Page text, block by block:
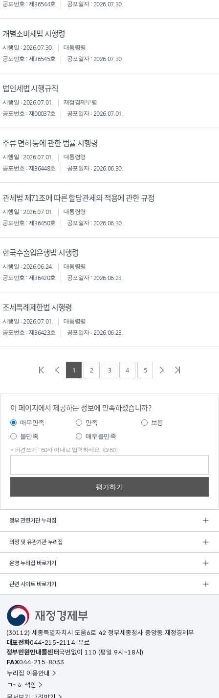
공포번호 : 제36544호
공포일자 : 2026.07.30.
개별소비세법 시행령
시행일 : 2026.07.30.
대통령령
공포번호 : 제36545호
공포일자 : 2026.07.30.
법인세법 시행규칙
시행일 : 2026.07.01.
재정경제부령
공포번호 : 제00037호
공포일자 : 2026.07.01.
주류 면허 등에 관한 법률 시행령
시행일 : 2026.07.01.
대통령령
공포번호 : 제36448호
공포일자 : 2026.06.30.
관세법 제71조에 따른 할당관세의 적용에 관한 규정
시행일 : 2026.07.01.
대통령령
공포번호 : 제36450호
공포일자 : 2026.06.30.
한국수출입은행법 시행령
시행일 : 2026.06.24.
대통령령
공포번호 : 제36420호
공포일자 : 2026.06.23.
조세특례제한법 시행령
시행일 : 2026.07.01.
대통령령
공포번호 : 제36423호
공포일자 : 2026.06.23.
1 2 3 4 5
이 페이지에서 제공하는 정보에 만족하셨습니까?
매우만족 만족
보통
불만족
매우불만족
* 의견쓰기 : 60자 이내로 입력하세요. (0/60)
정부 관련기관 누리집
외청 및 유관기관 누리집
운영 누리집 바로가기
관련 사이트 바로가기
(30112) 세종특별자치시 도움6로 42 정부세종청사 중앙동 재정경제부
대표전화044-215-2114 유료
정부민원안내콜센터국번없이 110 (평일 9시~18시)
FAX044-215-8033
누리집 이용안내
ㄱ~ㅎ 색인